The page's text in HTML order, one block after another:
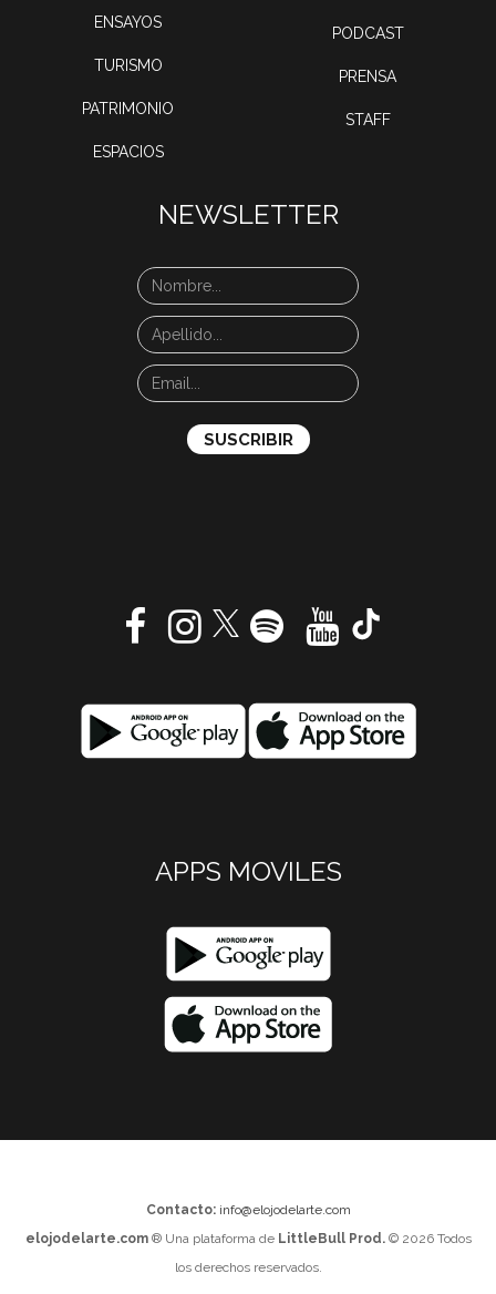
ENSAYOS
TURISMO
PATRIMONIO
ESPACIOS
PODCAST
PRENSA
STAFF
NEWSLETTER
APPS MOVILES
Contacto: info@elojodelarte.com
elojodelarte.com® Una plataforma de LittleBull Prod.© 2026 Todos
los derechos reservados.